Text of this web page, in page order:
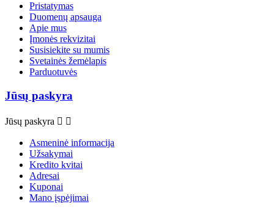
Pristatymas
Duomenų apsauga
Apie mus
Įmonės rekvizitai
Susisiekite su mumis
Svetainės žemėlapis
Parduotuvės
Jūsų paskyra
Jūsų paskyra  
Asmeninė informacija
Užsakymai
Kredito kvitai
Adresai
Kuponai
Mano įspėjimai